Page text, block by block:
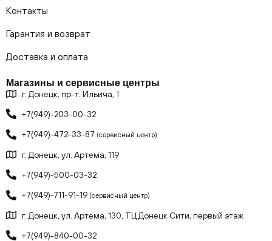
Контакты
Гарантия и возврат
Доставка и оплата
Магазины и сервисные центры
г. Донецк, пр-т. Ильича, 1
+7(949)-203-00-32
+7(949)-472-33-87 (сервисный центр)
г. Донецк, ул. Артема, 119
+7(949)-500-03-32
+7(949)-711-91-19 (сервисный центр)
г. Донецк, ул. Артема, 130, ТЦ Донецк Сити, первый этаж
+7(949)-840-00-32